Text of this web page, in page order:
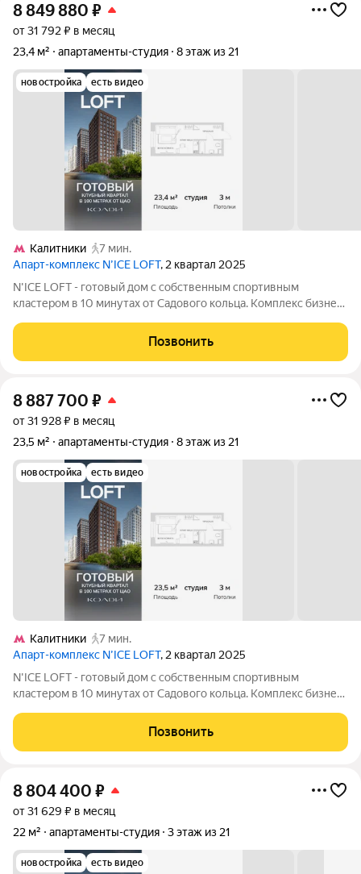
8 849 880 ₽
от 31 792 ₽ в месяц
23,4 м²
апартаменты-студия 8 этаж из 21
новостройка есть видео
Калитники
7 мин.
Апарт-комплекс N’ICE LOFT, 2 квартал 2025
N'ICE LOFT - готовый дом с собственным спортивным
кластером в 10 минутах от Садового кольца. Комплекс бизнес-
компания КОЛДИ, представляет собой знаковое жилое
пространство, на территории которого
Позвонить
8 887 700 ₽
от 31 928 ₽ в месяц
23,5 м²
апартаменты-студия 8 этаж из 21
новостройка есть видео
Калитники
7 мин.
Апарт-комплекс N’ICE LOFT, 2 квартал 2025
N'ICE LOFT - готовый дом с собственным спортивным
кластером в 10 минутах от Садового кольца. Комплекс бизнес-
компания КОЛДИ, представляет собой знаковое жилое
пространство, на территории которого
Позвонить
8 804 400 ₽
от 31 629 ₽ в месяц
22 м²
апартаменты-студия 3 этаж из 21
новостройка есть видео